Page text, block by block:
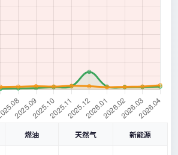
燃油 天然气 新能源